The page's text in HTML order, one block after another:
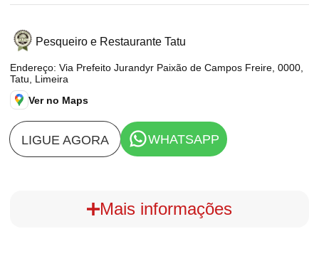
Pesqueiro e Restaurante Tatu
Endereço: Via Prefeito Jurandyr Paixão de Campos Freire, 0000,
Tatu, Limeira
Ver no Maps
LIGUE AGORA WHATSAPP
Mais informações